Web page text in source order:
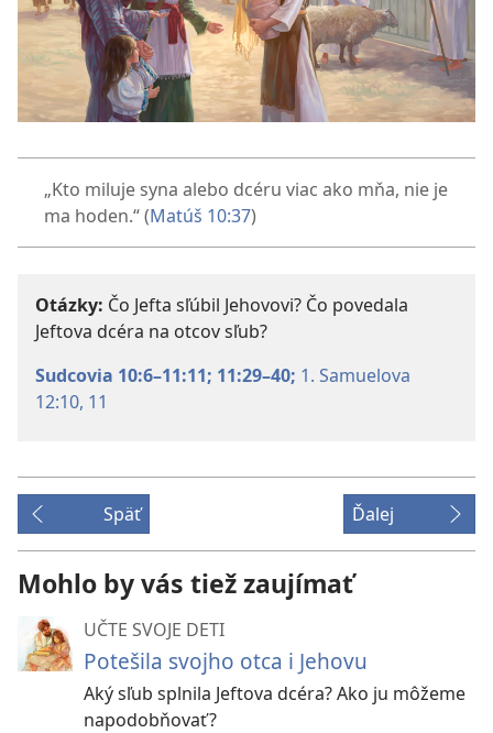
„Kto miluje syna alebo dcéru viac ako mňa, nie je
ma hoden.“ (Matúš 10:37)
Otázky: Čo Jefta sľúbil Jehovovi? Čo povedala
Jeftova dcéra na otcov sľub?
Sudcovia 10:6–11:11; 11:29–40; 1. Samuelova
12:10, 11
Späť Ďalej
Mohlo by vás tiež zaujímať
UČTE SVOJE DETI
Potešila svojho otca i Jehovu
Aký sľub splnila Jeftova dcéra? Ako ju môžeme
napodobňovať?